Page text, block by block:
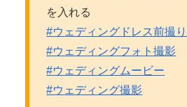
を入れる
#ウェディングドレス前撮り
#ウェディングフォト撮影
#ウェディングムービー
#ウェディング撮影